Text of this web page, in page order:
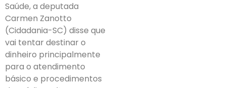
Saúde, a deputada
Carmen Zanotto
(Cidadania-SC) disse que
vai tentar destinar o
dinheiro principalmente
para o atendimento
básico e procedimentos